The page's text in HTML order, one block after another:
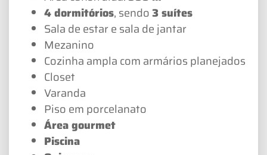
4 dormitórios, sendo 3 suítes
Sala de estar e sala de jantar
Mezanino
Cozinha ampla com armários planejados
Closet
Varanda
Piso em porcelanato
Área gourmet
Piscina